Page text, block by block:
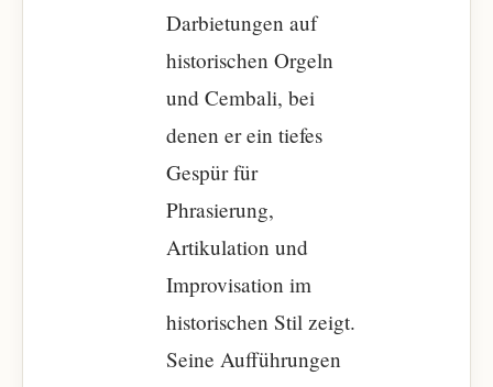
Darbietungen auf
historischen Orgeln
und Cembali, bei
denen er ein tiefes
Gespür für
Phrasierung,
Artikulation und
Improvisation im
historischen Stil zeigt.
Seine Aufführungen